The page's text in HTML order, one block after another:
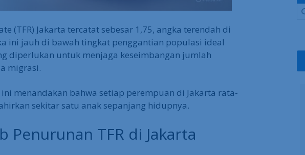
(TFR) Jakarta tercatat sebesar 1,75, angka terendah di
ini jauh di bawah tingkat penggantian populasi ideal
diperlukan untuk menjaga keseimbangan jumlah
migrasi.
ini menandakan bahwa setiap perempuan di Jakarta rata-
sekitar satu anak sepanjang hidupnya.
Penurunan TFR di Jakarta